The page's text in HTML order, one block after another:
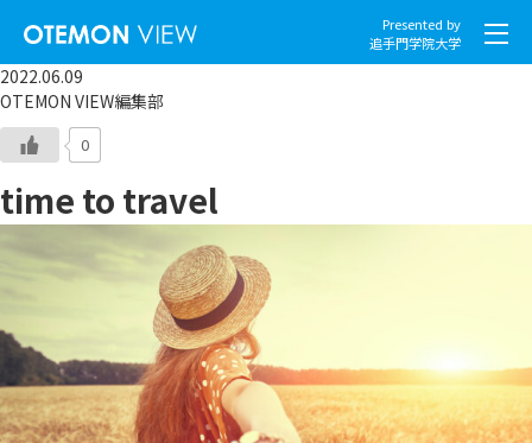
Presented by
追手門学院大学
社会とくらし
グローバル
こころとからだ
IT・メディア
2022.06.09
OTEMON VIEW編集部
0
time to travel